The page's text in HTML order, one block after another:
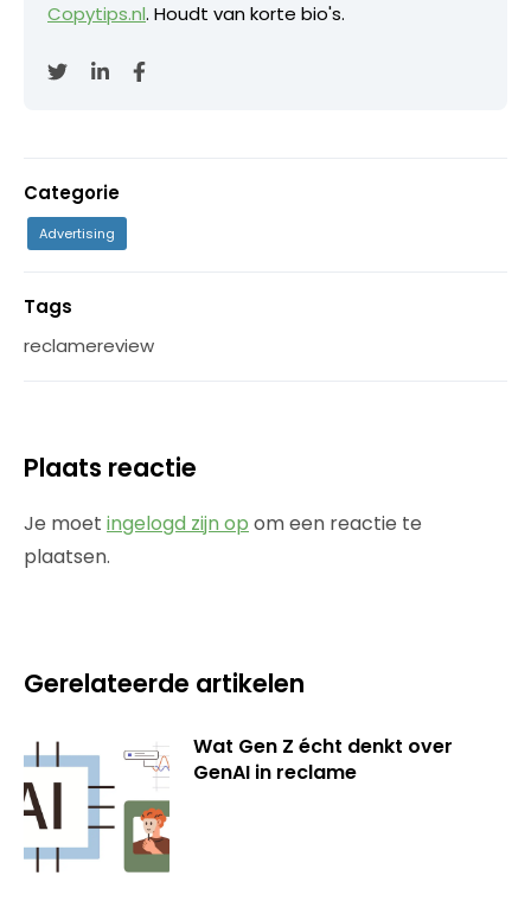
Copytips.nl. Houdt van korte bio's.
Categorie
Advertising
Tags
reclamereview
Plaats reactie
Je moet ingelogd zijn op om een reactie te
plaatsen.
Gerelateerde artikelen
Wat Gen Z écht denkt over
GenAI in reclame